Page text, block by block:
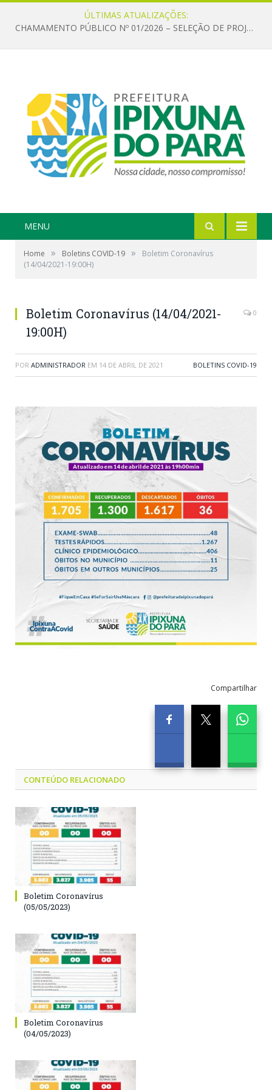
ÚLTIMAS ATUALIZAÇÕES:
CHAMAMENTO PÚBLICO Nº 01/2026 – SELEÇÃO DE PROJETOS PARA FIRMAR TERMO DE EXECUÇÃO CULTURAL COM RECURSOS DA POLÍTICA NACIONAL ALDIR BLANC DE FOMENTO À CULTURA – PNAB (LEI Nº 14.399/2022)
MENU
Home » Boletins COVID-19 »
Boletim Coronavírus
(14/04/2021-19:00H)
Boletim Coronavírus (14/04/2021-
19:00H)
0
POR ADMINISTRADOR EM 14 DE ABRIL DE 2021 BOLETINS COVID-19
Compartilhar
CONTEÚDO RELACIONADO
Boletim Coronavírus
(05/05/2023)
Boletim Coronavírus
(04/05/2023)